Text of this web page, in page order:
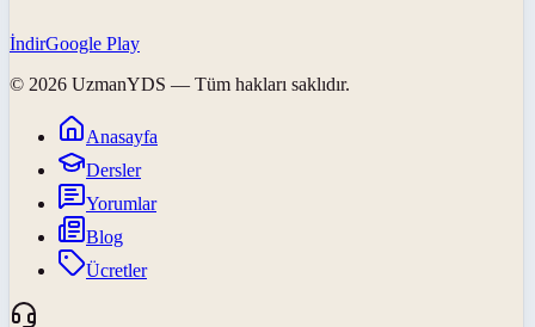
İndirGoogle Play
© 2026 UzmanYDS — Tüm hakları saklıdır.
Anasayfa
Dersler
Yorumlar
Blog
Ücretler